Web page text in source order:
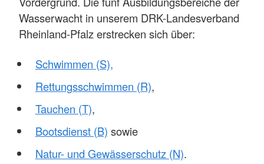
Wasserwacht in unserem DRK-Landesverband
Rheinland-Pfalz erstrecken sich über:
Schwimmen (S),
Rettungsschwimmen (R),
Tauchen (T),
Bootsdienst (B) sowie
Natur- und Gewässerschutz (N).